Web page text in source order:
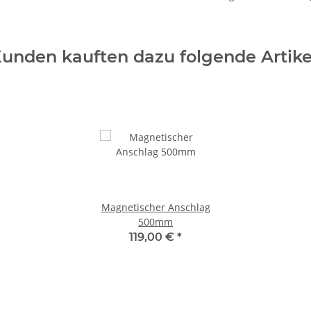
kauften dazu folgende
Magnetischer Anschlag
500mm
119,00 € *